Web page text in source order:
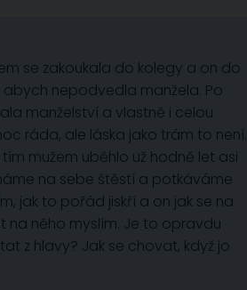
se zakoukala do kolegy a on do
abych nepodvedla manžela. Po
manželství a vlastně i celou
ráda, ale láska jako trám to není.
mužem uběhlo už hodně let asi
na sebe štěstí a potkáváme
jak to pořád jiskří a on jak se na
na něho myslím. Je to opravdu
z hlavy? Jak se chovat, když jo